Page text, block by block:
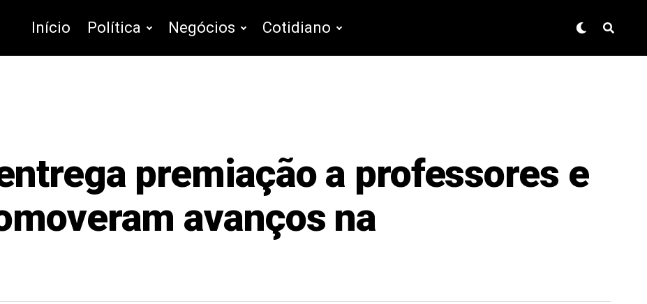
Início Política Negócios Cotidiano
premiação a professores e
avanços na